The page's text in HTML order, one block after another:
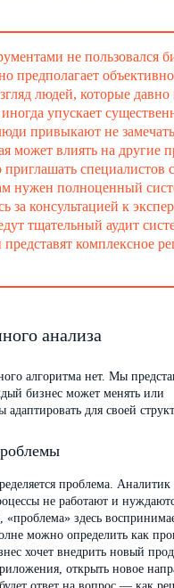
не пользовался
предполагает
людей, которые давно
упускает
привыкают не замечать
может влиять на другие
специалистов
нужен полноценный
за консультацией к
тщательный аудит
представят комплексное
анализа
алгоритма нет. Мы
бизнес может менять или
адаптировать для своей
проблема.
не работают и
здесь
можно определить как
хочет внедрить новый
открыть новое